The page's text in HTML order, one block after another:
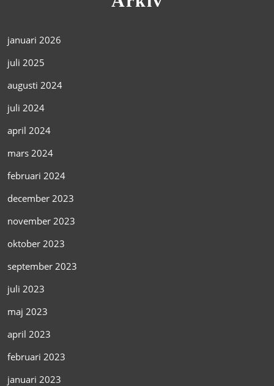
januari 2026
juli 2025
augusti 2024
juli 2024
april 2024
mars 2024
februari 2024
december 2023
november 2023
oktober 2023
september 2023
juli 2023
maj 2023
april 2023
februari 2023
januari 2023